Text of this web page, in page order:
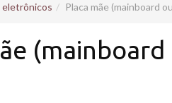
Placa mãe (mainboard